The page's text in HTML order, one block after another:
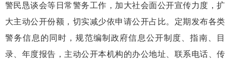
警民恳谈会等日常警务工作，加大社会面公开宣传力度，扩
大主动公开份额，切实减少依申请公开占比。定期发布各类
警务信息的同时，规范编制政府信息公开制度、指南、目
录、年度报告，主动公开本机构的办公地址、联系电话、传